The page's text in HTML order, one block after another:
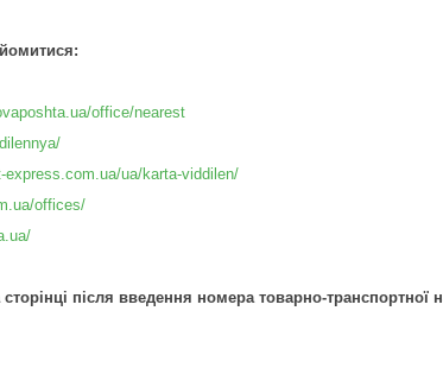
office/nearest
express.com.ua/ua/karta-viddilen/
offices/
після введення номера товарно-транспортної